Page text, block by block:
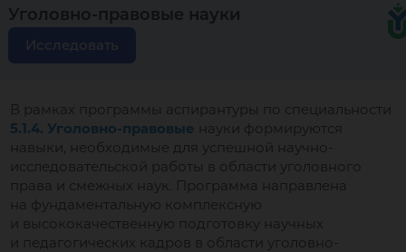
Уголовно-правовые науки
Исследовать
В рамках программы аспирантуры по специальности
5.1.4. Уголовно-правовые науки формируются
навыки, необходимые для успешной научно-
исследовательской работы в области уголовного
права и смежных наук. Программа направлена
на фундаментальную комплексную
и высококачественную подготовку научных
и педагогических кадров в области уголовно-